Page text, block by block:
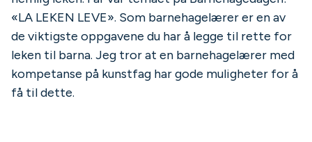
«LA LEKEN LEVE». Som barnehagelærer er en av
de viktigste oppgavene du har å legge til rette for
leken til barna. Jeg tror at en barnehagelærer med
kompetanse på kunstfag har gode muligheter for å
få til dette.